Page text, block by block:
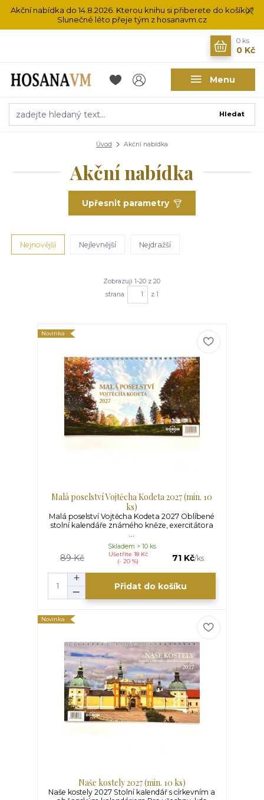
Akční nabídka do 14.8.2026. Kterou knihu si přiberete do košíku?
Slunečné léto přeje tým z hosanavm.cz
Menu
Hledat
0 ks
0 Kč
Úvod Akční nabídka
Akční nabídka
Upřesnit parametry
Nejnovější Nejlevnější Nejdražší
Zobrazuji 1-20 z 20
strana
z 1
Novinka
Malá poselství Vojtěcha Kodeta 2027 (min. 10
ks)
Malá poselství Vojtěcha Kodeta 2027 Oblíbené
stolní kalendáře známého kněze, exercitátora
...
89 Kč
Ušetříte 18 Kč
(- 20 %)
71 Kč/ks
Skladem > 10 ks
Přidat do košíku
Novinka
Naše kostely 2027 (min. 10 ks)
Naše kostely 2027 Stolní kalendář s církevním a